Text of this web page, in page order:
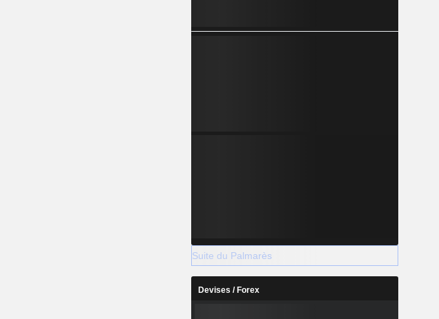
Suite du Palmarès
Devises / Forex